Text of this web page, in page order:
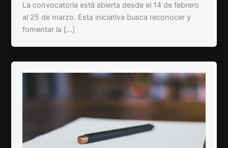
La convocatoria está abierta desde el 14 de febrero
al 25 de marzo. Esta iniciativa busca reconocer y
fomentar la […]